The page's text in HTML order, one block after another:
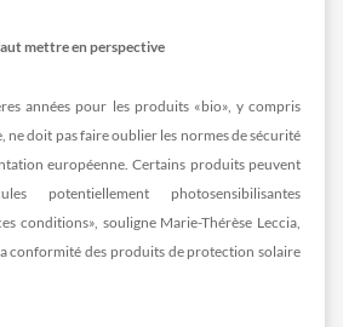
mettre en perspective
années pour les produits «bio», y compris
ne doit pas faire oublier les normes de sécurité
européenne. Certains produits peuvent
potentiellement photosensibilisantes
conditions», souligne Marie-Thérèse Leccia,
conformité des produits de protection solaire